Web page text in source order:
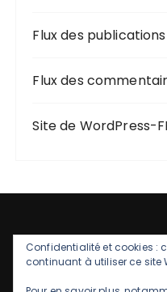
Flux des publications
Flux des
Site de WordPress-
Confidentialité et cookies :
continuant à utiliser ce site